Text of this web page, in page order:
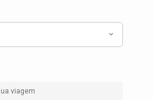
viagem